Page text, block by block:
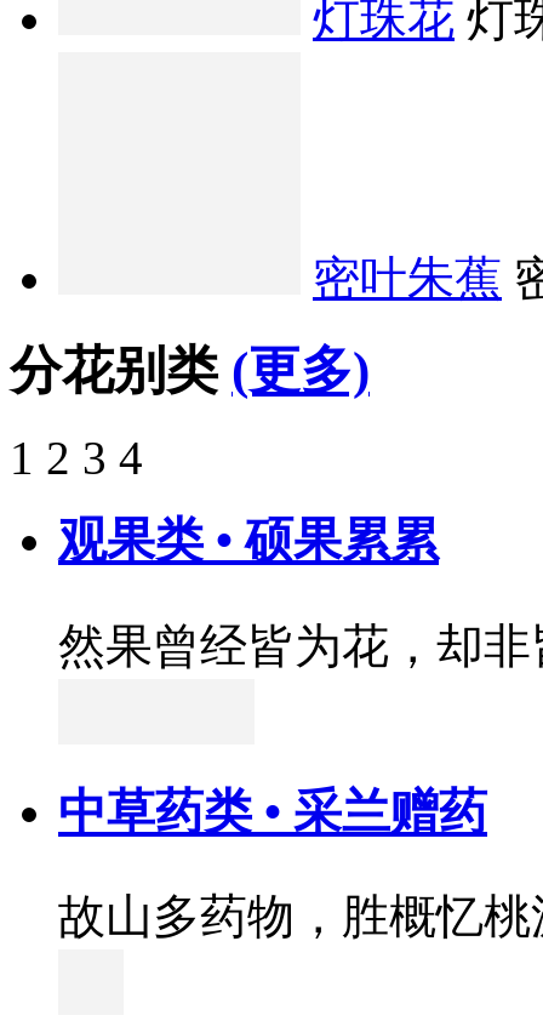
灯珠花 灯
密叶朱蕉
分花别类 (更多)
1 2 3 4
观果类 • 硕果累累
然果曾经皆为花，却
中草药类 • 采兰赠药
故山多药物，胜概忆桃